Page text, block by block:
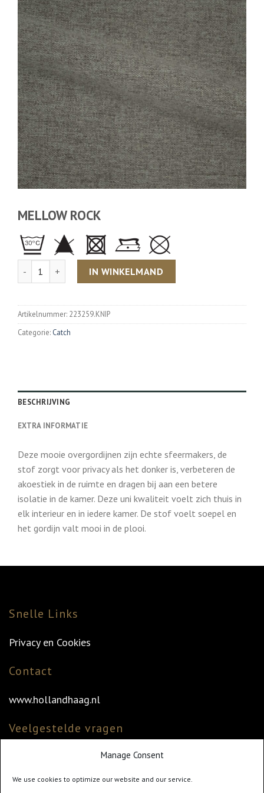
Manage Consent
We use cookies to optimize our website and our service.
MELLOW ROCK
Aantal IN WINKELMAND
Artikelnummer: 223259.KNIP
Categorie: Catch
BESCHRIJVING
EXTRA INFORMATIE
Deze mooie overgordijnen zijn echte sfeermakers, de
stof zorgt voor privacy als het donker is, verbeteren de
akoestiek in de ruimte en dragen bij aan een betere
isolatie in de kamer. Deze uni kwaliteit voelt zich thuis in
elk interieur en in iedere kamer. De stof voelt soepel en
het gordijn valt mooi in de plooi.
Snelle Links
Privacy en Cookies
Contact
www.hollandhaag.nl
Veelgestelde vragen
Veelgestelde vragen